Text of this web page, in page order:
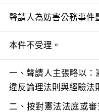
聲請人為妨害公務事件
本件不受理。
一、聲請人主張略以：
二、按對憲法法庭或